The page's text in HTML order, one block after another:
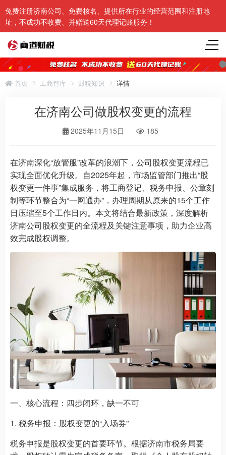
免费注册济南公司、免费核名、提供所在行业的经营范围和注册地
址，不成功不收费、并赠送60天代理记账服务！
首页 工商智库 财税知识 详情
在济南公司做股权变更的流程
2025年11月15日 185
在济南深化“放管服”改革的浪潮下，公司股权变更流程已
实现全面优化升级。自2025年起，市场监管部门推出“股
权变更一件事”集成服务，将工商登记、税务申报、公章刻
制等环节整合为“一网通办”，办理周期从原来的15个工作
日压缩至5个工作日内。本文将结合最新政策，深度解析
济南公司股权变更的全流程及关键注意事项，助力企业高
效完成股权调整。
一、核心流程：四步闭环，缺一不可
1. 税务申报：股权变更的“入场券”
税务申报是股权变更的首要环节。根据济南市税务局要